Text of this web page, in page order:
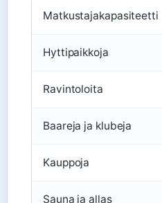
Matkustajakapasiteetti
Hyttipaikkoja
Ravintoloita
Baareja ja klubeja
Kauppoja
Sauna ja allas